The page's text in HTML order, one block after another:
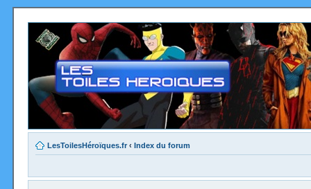
LesToilesHéroïques.fr ‹ Index du forum